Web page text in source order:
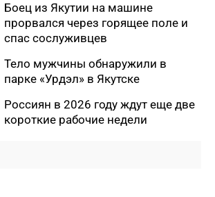
Глава ЖДЯ поздравил
строителей с
профессиональным
В Якутске у женщины по схеме
тысяч рублей
Боец из Якутии на машине
прорвался через горящее поле и
спас сослуживцев
Тело мужчины обнаружили в
парке «Урдэл» в Якутске
Россиян в 2026 году ждут еще две
короткие рабочие недели